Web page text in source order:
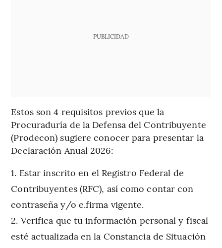
PUBLICIDAD
Estos son 4 requisitos previos que la
Procuraduría de la Defensa del Contribuyente
(Prodecon) sugiere conocer para presentar la
Declaración Anual 2026:
Estar inscrito en el Registro Federal de
Contribuyentes (RFC), así como contar con
contraseña y/o e.firma vigente.
Verifica que tu información personal y fiscal
esté actualizada en la Constancia de Situación